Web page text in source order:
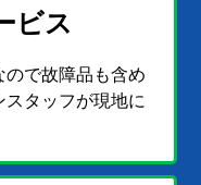
ビス
で故障品も含め
タッフが現地に